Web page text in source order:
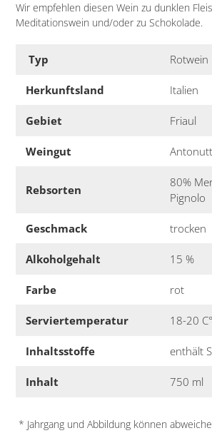
Wir empfehlen diesen Wein zu dunklen
Meditationswein und/oder zu Schokolade.
Typ Rotwein
Herkunftsland Italien
Gebiet Friaul
Weingut
Rebsorten
80%
Pignolo
Geschmack trocken
Alkoholgehalt 15 %
Farbe rot
Serviertemperatur 18-20 C°
Inhaltsstoffe enthält
Inhalt 750 ml
* Jahrgang und Abbildung können